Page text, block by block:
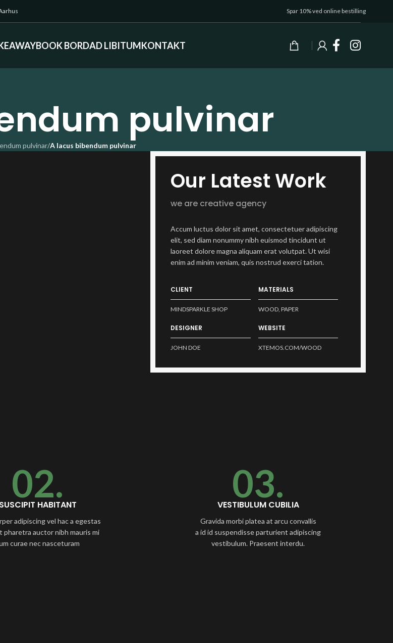
Spar 10% ved online bestilling
BOOK BORDAD LIBITUMKONTAKT
pulvinar
pulvinar/A lacus bibendum pulvinar
Our Latest Work
we are creative agency
Accum luctus dolor sit amet, consectetuer adipiscing
elit, sed diam nonummy nibh euismod tincidunt ut
laoreet dolore magna aliquam erat volutpat. Ut wisi
enim ad minim veniam, quis nostrud exerci tation.
CLIENT
MINDSPARKLE SHOP
DESIGNER
JOHN DOE
MATERIALS
WOOD, PAPER
WEBSITE
XTEMOS.COM/WOOD
02.
SUSCIPIT HABITANT
adipiscing vel hac a egestas
pharetra auctor nibh mauris mi
curae nec nasceturam
03.
VESTIBULUM CUBILIA
Gravida morbi platea at arcu convallis
a id id suspendisse parturient adipiscing
vestibulum. Praesent interdu.